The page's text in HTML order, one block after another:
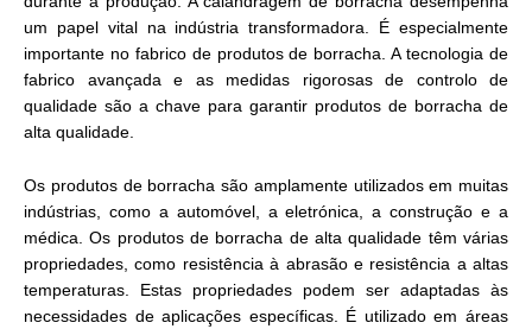
um papel vital na indústria transformadora. É especialmente
importante no fabrico de produtos de borracha. A tecnologia de
fabrico avançada e as medidas rigorosas de controlo de
qualidade são a chave para garantir produtos de borracha de
alta qualidade.
Os produtos de borracha são amplamente utilizados em muitas
indústrias, como a automóvel, a eletrónica, a construção e a
médica. Os produtos de borracha de alta qualidade têm várias
propriedades, como resistência à abrasão e resistência a altas
temperaturas. Estas propriedades podem ser adaptadas às
necessidades de aplicações específicas. É utilizado em áreas